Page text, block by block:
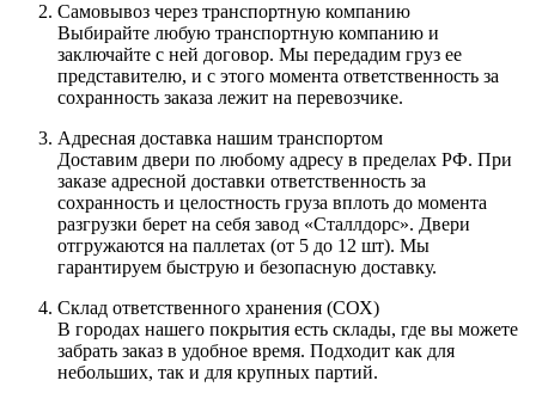
Самовывоз через транспортную компанию
Выбирайте любую транспортную компанию и
заключайте с ней договор. Мы передадим груз ее
представителю, и с этого момента ответственность за
сохранность заказа лежит на перевозчике.
Адресная доставка нашим транспортом
Доставим двери по любому адресу в пределах РФ. При
заказе адресной доставки ответственность за
сохранность и целостность груза вплоть до момента
разгрузки берет на себя завод «Сталлдорс». Двери
отгружаются на паллетах (от 5 до 12 шт). Мы
гарантируем быструю и безопасную доставку.
Склад ответственного хранения (СОХ)
В городах нашего покрытия есть склады, где вы можете
забрать заказ в удобное время. Подходит как для
небольших, так и для крупных партий.